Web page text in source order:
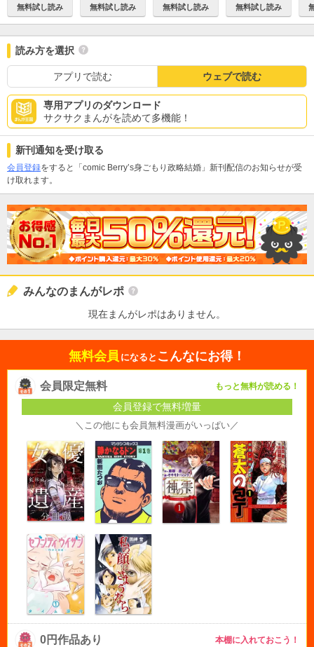
無料試し読み 無料試し読み 無料試し読み 無料試し読み
読み方を選択
アプリで読む ウェブで読む
専用アプリのダウンロード
サクサクまんがを読めて多機能！
新刊通知を受け取る
会員登録をすると「comic Berry’s身ごもり政略結婚」新刊配信のお知らせが受
け取れます。
みんなのまんがレポ
現在まんがレポはありません。
無料会員 になると こんなにお得！
会員限定無料 もっと無料が読める！
会員登録で無料増量
＼この他にも会員無料漫画がいっぱい／
0円作品あり 本棚に入れておこう！